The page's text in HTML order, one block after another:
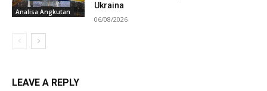
Analisa Angkutan
Ukraina
06/08/2026
LEAVE A REPLY